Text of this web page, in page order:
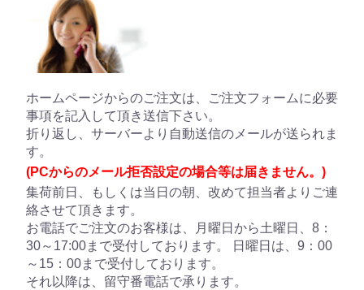
ホームページからのご注文は、ご注文フォームに必要
事項を記入して頂き送信下さい。
折り返し、サーバーより自動送信のメールが送られま
す。
(PCからのメール拒否設定の場合等は届きません。)
集荷前日、もしくは当日の朝、改めて担当者よりご連
絡させて頂きます。
お電話でご注文のお客様は、月曜日から土曜日、8：
30～17:00まで受付しております。 日曜日は、9：00
～15：00まで受付しております。
それ以降は、留守番電話で承ります。